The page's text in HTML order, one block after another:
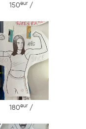
150eur /
180eur /